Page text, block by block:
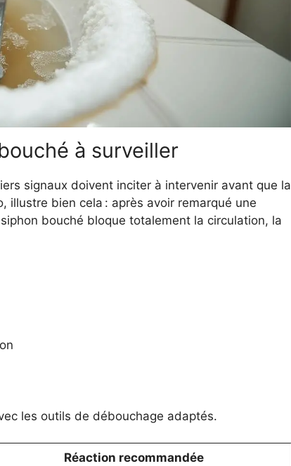
à surveiller
signaux doivent inciter à intervenir avant que la
illustre bien cela : après avoir remarqué une
bouché bloque totalement la circulation, la
les outils de débouchage adaptés.
Réaction recommandée